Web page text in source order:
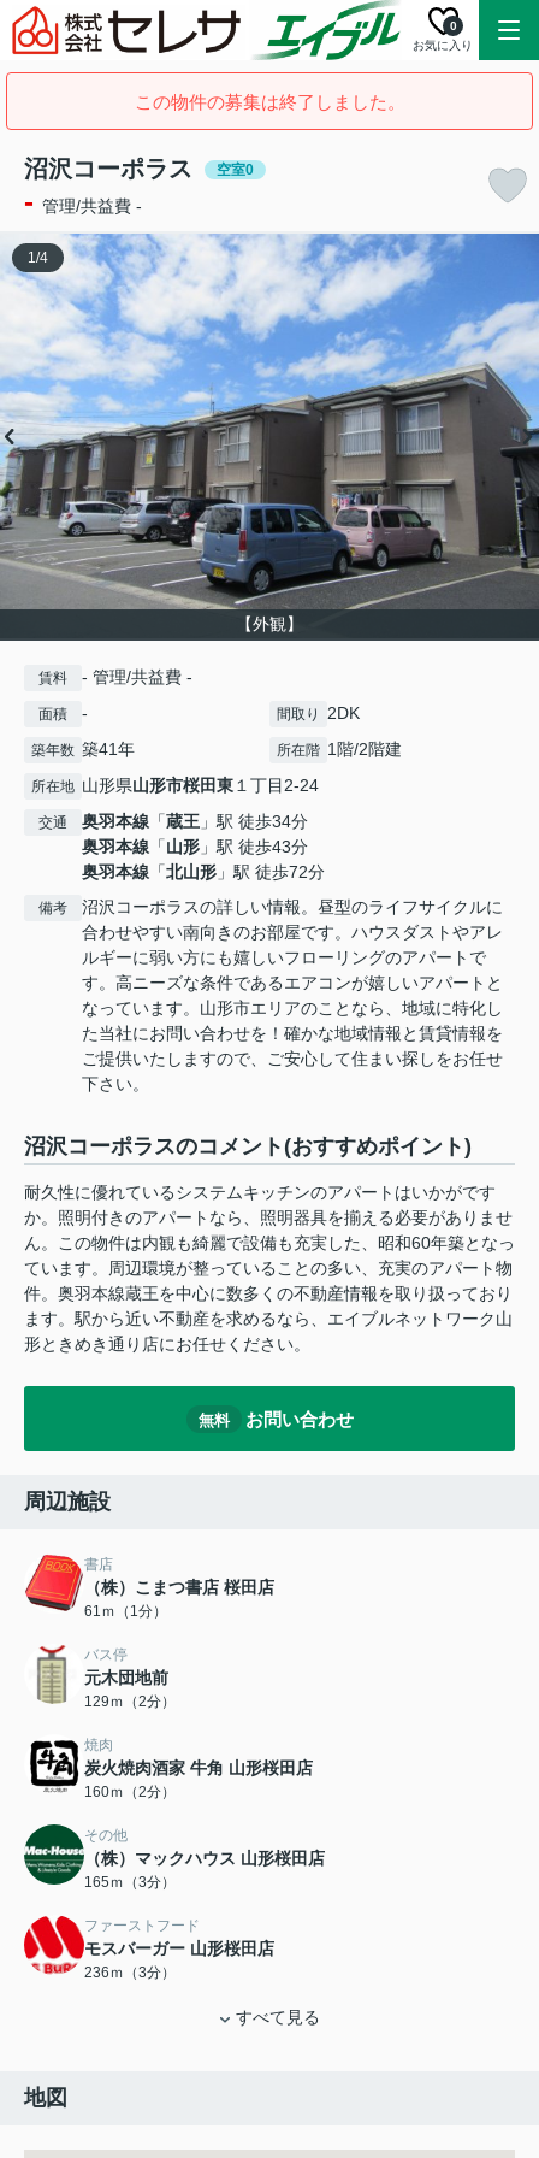
お気に入り
0
この物件の募集は終了しました。
沼沢コーポラス 空室0
- 管理/共益費 -
【外観】
1/4
賃料 - 管理/共益費 -
面積 - 間取り 2DK
築年数 築41年 所在階 1階/2階建
所在地 山形県山形市桜田東１丁目2-24
交通 奥羽本線 「蔵王 」駅 徒歩34分
奥羽本線 「山形 」駅 徒歩43分
奥羽本線 「北山形 」駅 徒歩72分
備考
沼沢コーポラスの詳しい情報。昼型のライフサイクルに
合わせやすい南向きのお部屋です。ハウスダストやアレ
ルギーに弱い方にも嬉しいフローリングのアパートで
す。高ニーズな条件であるエアコンが嬉しいアパートと
なっています。山形市エリアのことなら、地域に特化し
た当社にお問い合わせを！確かな地域情報と賃貸情報を
ご提供いたしますので、ご安心して住まい探しをお任せ
下さい。
沼沢コーポラスのコメント(おすすめポイント)
耐久性に優れているシステムキッチンのアパートはいかがです
か。照明付きのアパートなら、照明器具を揃える必要がありませ
ん。この物件は内観も綺麗で設備も充実した、昭和60年築となっ
ています。周辺環境が整っていることの多い、充実のアパート物
件。奥羽本線蔵王を中心に数多くの不動産情報を取り扱っており
ます。駅から近い不動産を求めるなら、エイブルネットワーク山
形ときめき通り店にお任せください。
無料 お問い合わせ
周辺施設
書店
（株）こまつ書店 桜田店
61ｍ（1分）
バス停
元木団地前
129ｍ（2分）
焼肉
炭火焼肉酒家 牛角 山形桜田店
160ｍ（2分）
その他
（株）マックハウス 山形桜田店
165ｍ（3分）
ファーストフード
モスバーガー 山形桜田店
236ｍ（3分）
すべて見る
地図